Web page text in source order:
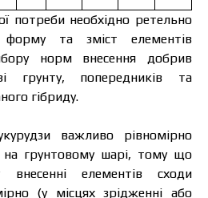
потреби необхідно ретельно
та зміст елементів
норм внесення добрив
грунту, попередників та
гібриду.
важливо рівномірно
на грунтовому шарі, тому що
внесенні елементів сходи
(у місцях зрідженні або